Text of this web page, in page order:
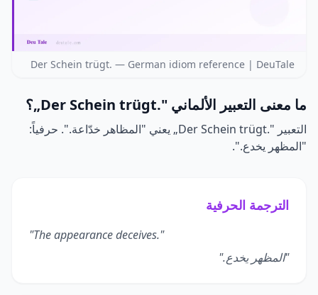
Der Schein trügt. — German idiom reference | DeuTale
ما معنى التعبير الألماني „Der Schein trügt."؟
التعبير „Der Schein trügt." يعني "المظاهر خدّاعة.". حرفياً:
"المظهر يخدع.".
الترجمة الحرفية
"The appearance deceives."
"المظهر يخدع."